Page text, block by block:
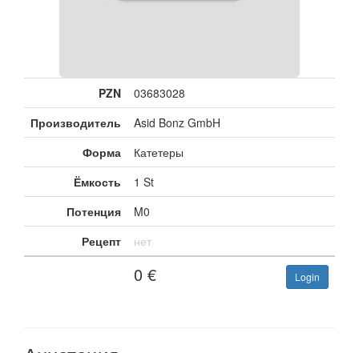
PZN
03683028
Производитель
Asid Bonz GmbH
Форма
Катетеры
Ёмкость
1 St
Потенция
M0
Рецепт
нет
0 € Login